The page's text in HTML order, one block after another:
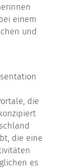
einem
und
die
die eine
es